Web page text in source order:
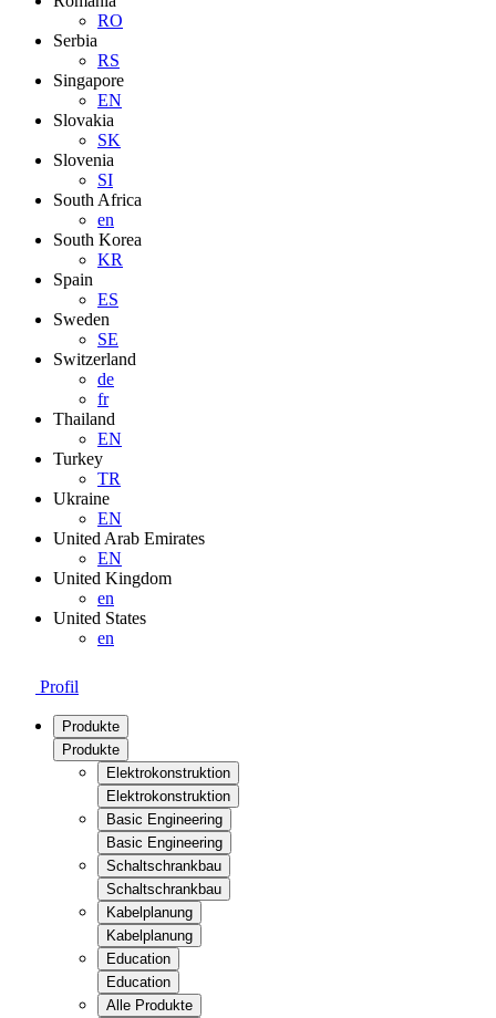
RO
Serbia
RS
Singapore
EN
Slovakia
SK
Slovenia
SI
South Africa
en
South Korea
KR
Spain
ES
Sweden
SE
Switzerland
de
fr
Thailand
EN
Turkey
TR
Ukraine
EN
United Arab Emirates
EN
United Kingdom
en
United States
en
Profil
Produkte
Produkte
Elektrokonstruktion
Elektrokonstruktion
Basic Engineering
Basic Engineering
Schaltschrankbau
Schaltschrankbau
Kabelplanung
Kabelplanung
Education
Education
Alle Produkte